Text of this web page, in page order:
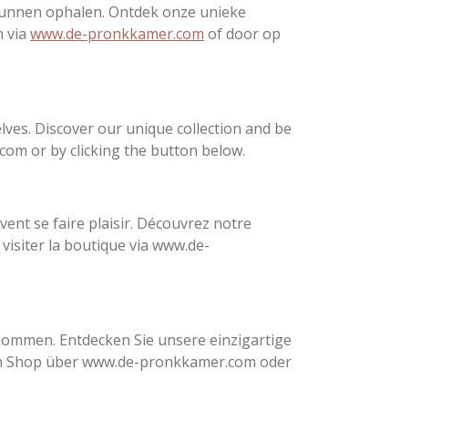
ophalen. Ontdek onze unieke
via www.de-pronkkamer.com of door op
Discover our unique collection and be
or by clicking the button below.
se faire plaisir. Découvrez notre
la boutique via www.de-
Entdecken Sie unsere einzigartige
über www.de-pronkkamer.com oder